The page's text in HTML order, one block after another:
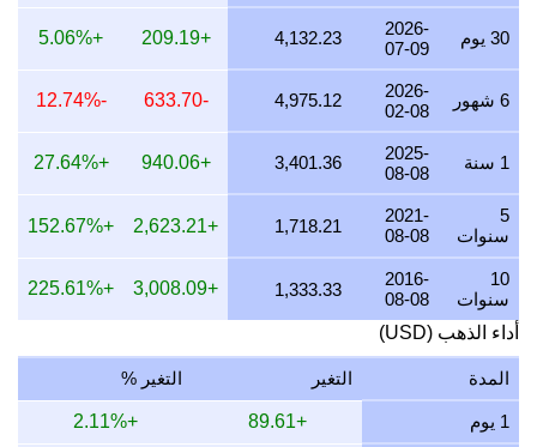
24 يوليو 2026 4,065.04
119.71
98.02
23 يوليو 2026 4,048.58
130.16
21 يوليو 2026 4,065.04
130.69
119.71
98.02
20 يوليو 2026
19 يوليو 2026
18 يوليو 2026 4,016.06
129.12
118.27
96.84
17 يوليو 2026
16 يوليو 2026 3,984.06
117.33
15 يوليو 2026 4,065.04
130.69
119.71
98.02
30 يوم
2026-
07-09
4,132.23
+209.19
+5.06%
6 شهور
2026-
02-08
4,975.12
-633.70
-12.74%
1 سنة
2025-
08-08
3,401.36
+940.06
+27.64%
5
سنوات
2021-
08-08
1,718.21
+2,623.21
+152.67%
10
سنوات
2016-
08-08
1,333.33
+3,008.09
+225.61%
أداء الذهب (USD)
المدة التغير التغير %
1 يوم +89.61
+2.11%